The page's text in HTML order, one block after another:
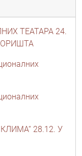
ТЕАТАРА 24.
28.12. У